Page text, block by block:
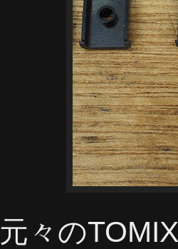
々の